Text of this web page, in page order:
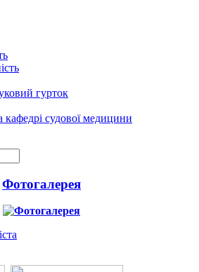
гурток
кафедрі судової медицини
Фотогалерея